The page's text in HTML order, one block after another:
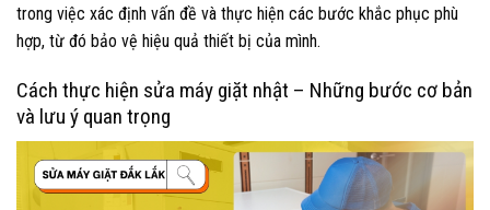
trong việc xác định vấn đề và thực hiện các bước khắc phục phù
hợp, từ đó bảo vệ hiệu quả thiết bị của mình.
Cách thực hiện sửa máy giặt nhật – Những bước cơ bản
và lưu ý quan trọng